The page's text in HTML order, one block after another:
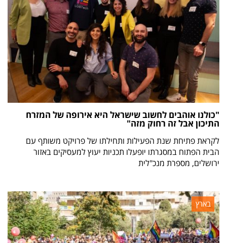
"כולנו אוהבים לחשוב שישראל היא אירופה של המזרח
התיכון אבל זה רחוק מזה"
לקראת פתיחת שנת הפעילות ותחילתו של פרויקט משותף עם
הבית הפתוח במסגרתו יופעלו תכניות יעוץ למעסיקים באזור
ירושלים, מספרת מנכ"לית
בארץ